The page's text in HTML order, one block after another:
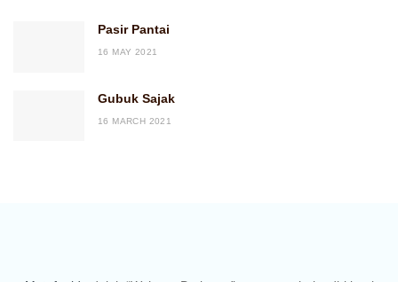
Pasir Pantai
16 MAY 2021
Gubuk Sajak
16 MARCH 2021